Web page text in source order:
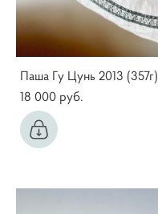
Паша Гу Цунь 2013 (357г)
18 000 pуб.